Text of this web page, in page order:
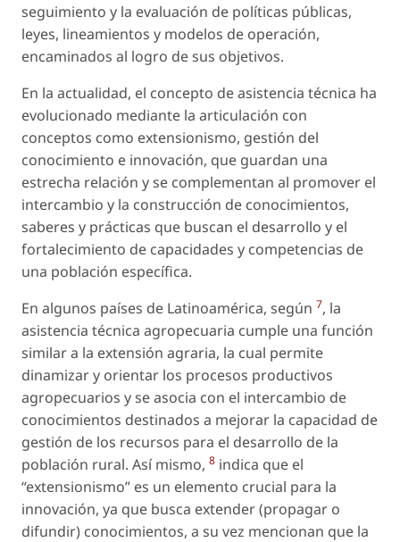
seguimiento y la evaluación de políticas públicas,
leyes, lineamientos y modelos de operación,
encaminados al logro de sus objetivos.
En la actualidad, el concepto de asistencia técnica ha
evolucionado mediante la articulación con
conceptos como extensionismo, gestión del
conocimiento e innovación, que guardan una
estrecha relación y se complementan al promover el
intercambio y la construcción de conocimientos,
saberes y prácticas que buscan el desarrollo y el
fortalecimiento de capacidades y competencias de
una población específica.
En algunos países de Latinoamérica, según 7, la
asistencia técnica agropecuaria cumple una función
similar a la extensión agraria, la cual permite
dinamizar y orientar los procesos productivos
agropecuarios y se asocia con el intercambio de
conocimientos destinados a mejorar la capacidad de
gestión de los recursos para el desarrollo de la
población rural. Así mismo, 8 indica que el
“extensionismo” es un elemento crucial para la
innovación, ya que busca extender (propagar o
difundir) conocimientos, a su vez mencionan que la